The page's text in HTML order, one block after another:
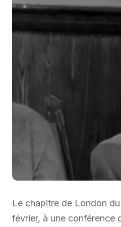
Le chapitre de London
février, à une conférence